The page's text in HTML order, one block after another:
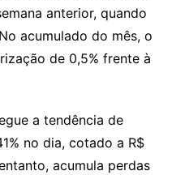
anterior, quando
acumulado do mês, o
de 0,5% frente à
a tendência de
no dia, cotado a R$
acumula perdas